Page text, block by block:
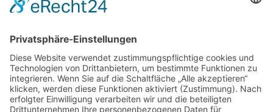
Kurzinfo
Der Kindergarten ist sehr idyllisch im Dossenheimer Ortsteil
Schwabenheimer Hof gelegen. Man findet uns unweit vom Neckar
in einer Ansammlung weniger Häuser, inmitten von Wiesen und
Feldern, umgeben von Pferden, Kühen und Hühnern.
Informationen